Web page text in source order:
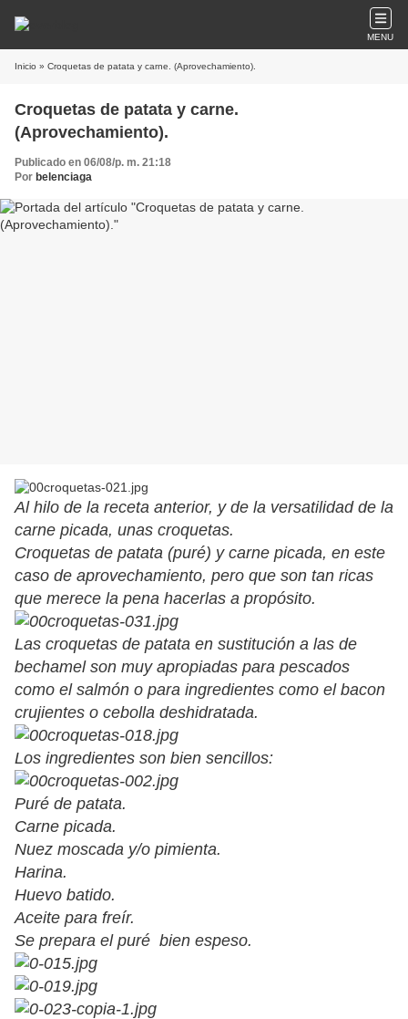
MENU
Inicio » Croquetas de patata y carne. (Aprovechamiento).
Croquetas de patata y carne.
(Aprovechamiento).
Publicado en 06/08/p. m. 21:18
Por belenciaga
Al hilo de la receta anterior, y de la versatilidad de la
carne picada, unas croquetas.
Croquetas de patata (puré) y carne picada, en este
caso de aprovechamiento, pero que son tan ricas
que merece la pena hacerlas a propósito.
Las croquetas de patata en sustitución a las de
bechamel son muy apropiadas para pescados
como el salmón o para ingredientes como el bacon
crujientes o cebolla deshidratada.
Los ingredientes son bien sencillos:
Puré de patata.
Carne picada.
Nuez moscada y/o pimienta.
Harina.
Huevo batido.
Aceite para freír.
Se prepara el puré bien espeso.